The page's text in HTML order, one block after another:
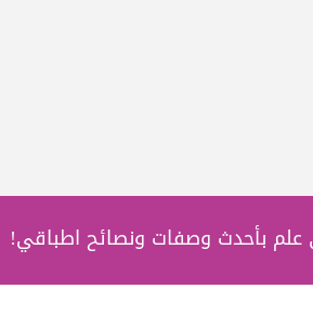
بأحدث وصفات ونصائح اطباقي!